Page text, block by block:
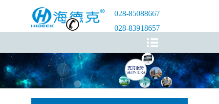
028-85088667
028-83918657